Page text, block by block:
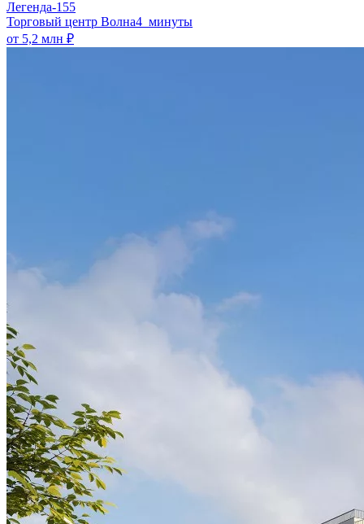
Легенда-155
​Торговый центр Волна4 минуты
от 5,2 млн ₽